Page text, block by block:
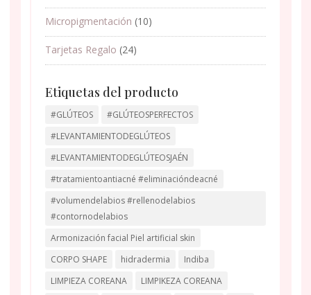
Micropigmentación (10)
Tarjetas Regalo (24)
Etiquetas del producto
#GLÚTEOS
#GLÚTEOSPERFECTOS
#LEVANTAMIENTODEGLÚTEOS
#LEVANTAMIENTODEGLÚTEOSJAÉN
#tratamientoantiacné #eliminacióndeacné
#volumendelabios #rellenodelabios
#contornodelabios
Armonización facial Piel artificial skin
CORPO SHAPE
hidradermia
Indiba
LIMPIEZA COREANA
LIMPIKEZA COREANA